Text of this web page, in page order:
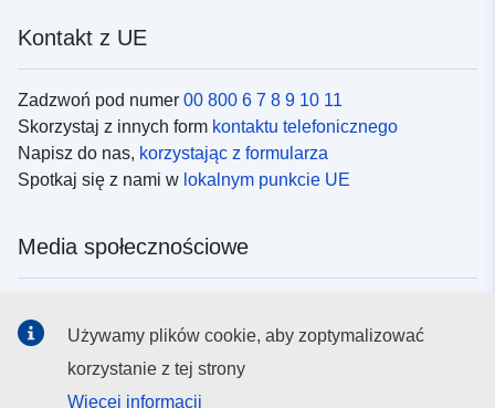
Kontakt z UE
Zadzwoń pod numer 00 800 6 7 8 9 10 11
Skorzystaj z innych form kontaktu telefonicznego
Napisz do nas, korzystając z formularza
Spotkaj się z nami w lokalnym punkcie UE
Media społecznościowe
Instytucje i organy UE
Używamy plików cookie, aby zoptymalizować
korzystanie z tej strony
Więcej informacji